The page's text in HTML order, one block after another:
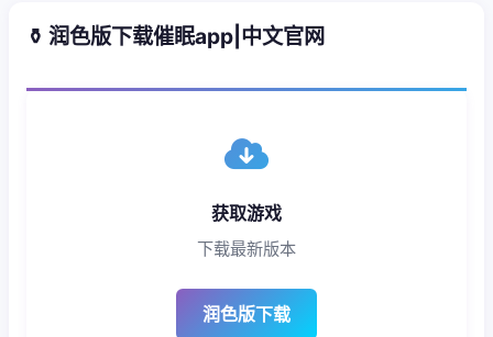
⚱️ 润色版下载催眠app|中文官网
获取游戏
下载最新版本
润色版下载